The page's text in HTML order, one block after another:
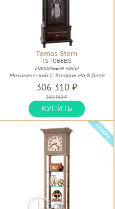
Tomas Stern
TS-1068BS
Напольные часы
Механический С Заводом На 8 Дней
306 310 ₽
360 360 ₽
КУПИТЬ